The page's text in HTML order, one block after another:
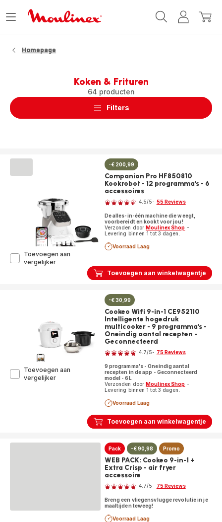
MijnMijn
Menu
Homepage
Koken & Frituren
64 producten
Filters
Toevoegen aan winkelwagentje
-€ 200,99
Companion Pro HF850810
Kookrobot - 12 programma's - 6
accessoires
Beoordeling
4.5/5- 55 Reviews
De alles-in-één machine die weegt,
voorbereidt en kookt voor jou!
Verzonden doorMoulinex Shop -
Levering binnen 1 tot 3 dagen.
Voorraad Laag
Toevoegen aan
vergelijkerCompanion
6
accessoires
Toevoegen aan winkelwagentje
-€ 30,99
Cookeo Wifi 9-in-1 CE952110
Intelligente hogedruk
multicooker - 9 programma's -
Oneindig aantal recepten -
Geconnecteerd
Beoordeling
4.7/5- 75 Reviews
9 programma's - Oneindig aantal
recepten in de app - Geconnecteerd
model - 6L
Verzonden doorMoulinex Shop -
Levering binnen 1 tot 3 dagen.
Voorraad Laag
Toevoegen aan
vergelijkerCookeo
Intelligente
Geconnecteerd
Pack -€ 90,98 Promo
WEB PACK: Cookeo 9-in-1 +
Extra Crisp - air fryer
accessoire
Beoordeling
4.7/5- 75 Reviews
Breng een vliegensvlugge revolutie in je
maaltijden teweeg!
Voorraad Laag